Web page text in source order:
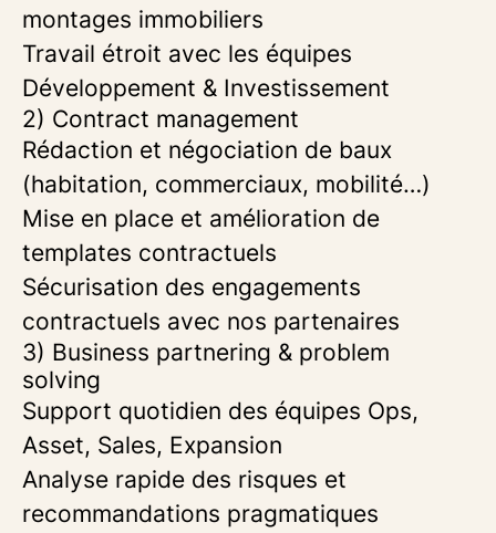
montages immobiliers
Travail étroit avec les équipes
Développement & Investissement
2) Contract management
Rédaction et négociation de baux
(habitation, commerciaux, mobilité…)
Mise en place et amélioration de
templates contractuels
Sécurisation des engagements
contractuels avec nos partenaires
3) Business partnering & problem
solving
Support quotidien des équipes Ops,
Asset, Sales, Expansion
Analyse rapide des risques et
recommandations pragmatiques